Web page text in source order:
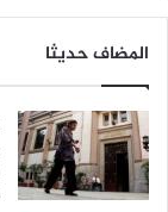
المضاف حديثا